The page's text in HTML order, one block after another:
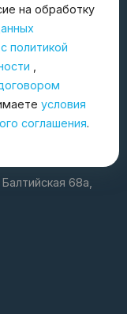
68а,
на обработку
с политикой
условия
соглашения.